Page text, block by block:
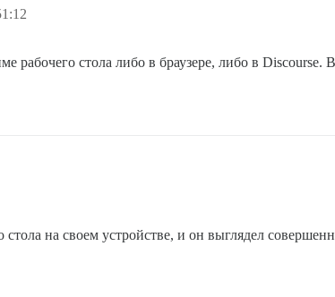
стола либо в браузере, либо в Discourse.
на своем устройстве, и он выглядел